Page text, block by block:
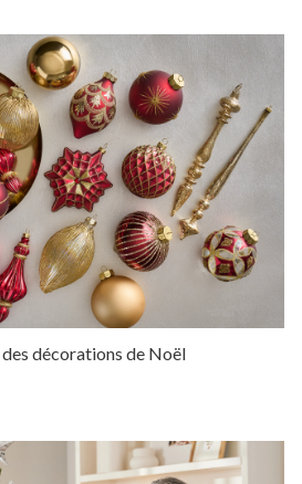
décorations de Noël